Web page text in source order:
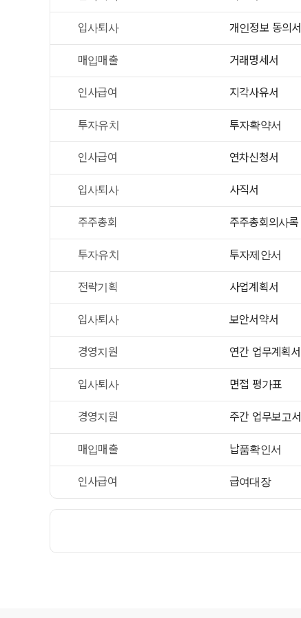
입사퇴사 개인정보 동의서
매입매출 거래명세서
인사급여 지각사유서
투자유치 투자확약서
인사급여 연차신청서
입사퇴사 사직서
주주총회 주주총회의사록
투자유치 투자제안서
전략기획 사업계획서
입사퇴사 보안서약서
경영지원 연간 업무계획서
입사퇴사 면접 평가표
경영지원 주간 업무보고서
매입매출 납품확인서
인사급여 급여대장